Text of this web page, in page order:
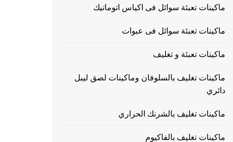
ماكينات تعبئة سوائل فى اكياس اتوماتيك
ماكينات تعبئة سوائل فى عبوات
ماكينات تعبئة و تغليف
ماكينات تغليف بالسلوفان وماكينات لصق ليبل
دائري
ماكينات تغليف بالشرنك الحراري
ماكينات تغليف بالفاكيوم